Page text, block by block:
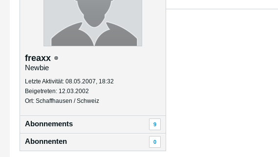
freaxx
Newbie
Letzte Aktivität: 08.05.2007, 18:32
Beigetreten: 12.03.2002
Ort: Schaffhausen / Schweiz
Abonnements 9
Abonnenten 0